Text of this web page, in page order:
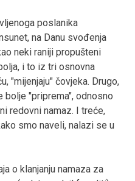
poslanika
na Danu svođenja
neki raniji propušteni
i to iz tri osnovna
"mijenjaju" čovjeka. Drugo,
bolje "priprema", odnosno
redovni namaz. I treće,
smo naveli, nalazi se u
o klanjanju namaza za